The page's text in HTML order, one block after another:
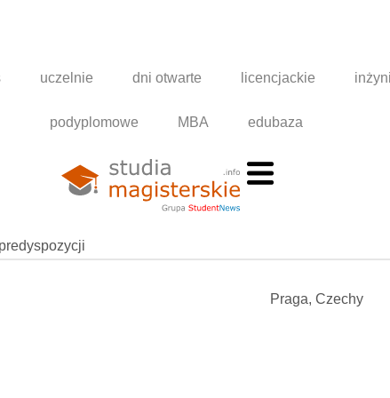
uczelnie dni otwarte licencjackie
podyplomowe MBA edubaza
Praga, Czechy